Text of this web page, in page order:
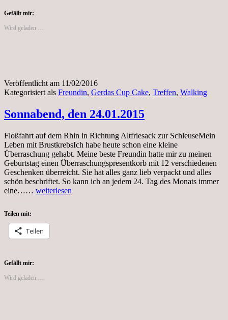
Kaffee
Gefällt mir:
Wird geladen …
Veröffentlicht am 11/02/2016
Kategorisiert als Freundin, Gerdas Cup Cake, Treffen, Walking
Sonnabend, den 24.01.2015
Floßfahrt auf dem Rhin in Richtung Altfriesack zur SchleuseMein
Leben mit BrustkrebsIch habe heute schon eine kleine
Überraschung gehabt. Meine beste Freundin hatte mir zu meinen
Geburtstag einen Überraschungspresentkorb mit 12 verschiedenen
Geschenken überreicht. Sie hat alles ganz lieb verpackt und alles
schön beschriftet. So kann ich an jedem 24. Tag des Monats immer
eine…… Sonnabend,
weiterlesen
Teilen mit:
Teilen
Gefällt mir:
Wird geladen …